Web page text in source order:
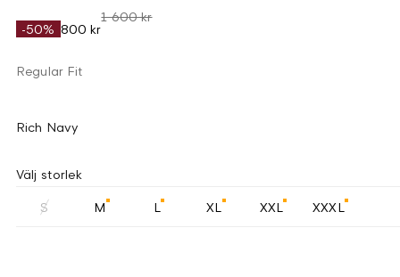
-50% 800 kr
1 600 kr
Regular Fit
Rich Navy
Välj storlek
S M L XL XXL XXXL